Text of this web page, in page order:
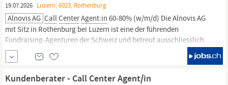
19.07.2026 Luzern, 6023, Rothenburg
Alnovis AG CallCenterAgent:in 60-80% (w/m/d) Die Alnovis AG
mit Sitz in Rothenburg bei Luzern ist eine der führenden
Fundraising-Agenturen der Schweiz und betreut ausschliesslich
Non-Profit-Organisationen. Seit über 25 Jahren unterstützen wir
unsere Auftragsgeber:innen entlang des gesamten Fundraising-
Kundenberater - Call Center Agent/in